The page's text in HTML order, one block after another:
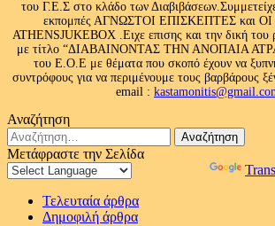
του Γ.Ε.Σ στο κλάδο των
εκπομπές ΑΓΝΩΣΤΟΙ ΕΠΙΣΚΕΠΤΕΣ και
ATHENSJUKEBOX .Ειχε επισης και την δική του
με τίτλο “ΔΙΑΒΑΙΝΟΝΤΑΣ ΤΗΝ ΑΝΟΠΑΙΑ
του Ε.Ο.Ε με θέματα που σκοπό έχουν να
συντρόφους για να περιμένουμε τους βαρβάρους
email :
Αναζήτηση
Αναζήτηση
για:
Μετάφραστε την Σελίδα
Τελευταία άρθρα
Δημοφιλή άρθρα